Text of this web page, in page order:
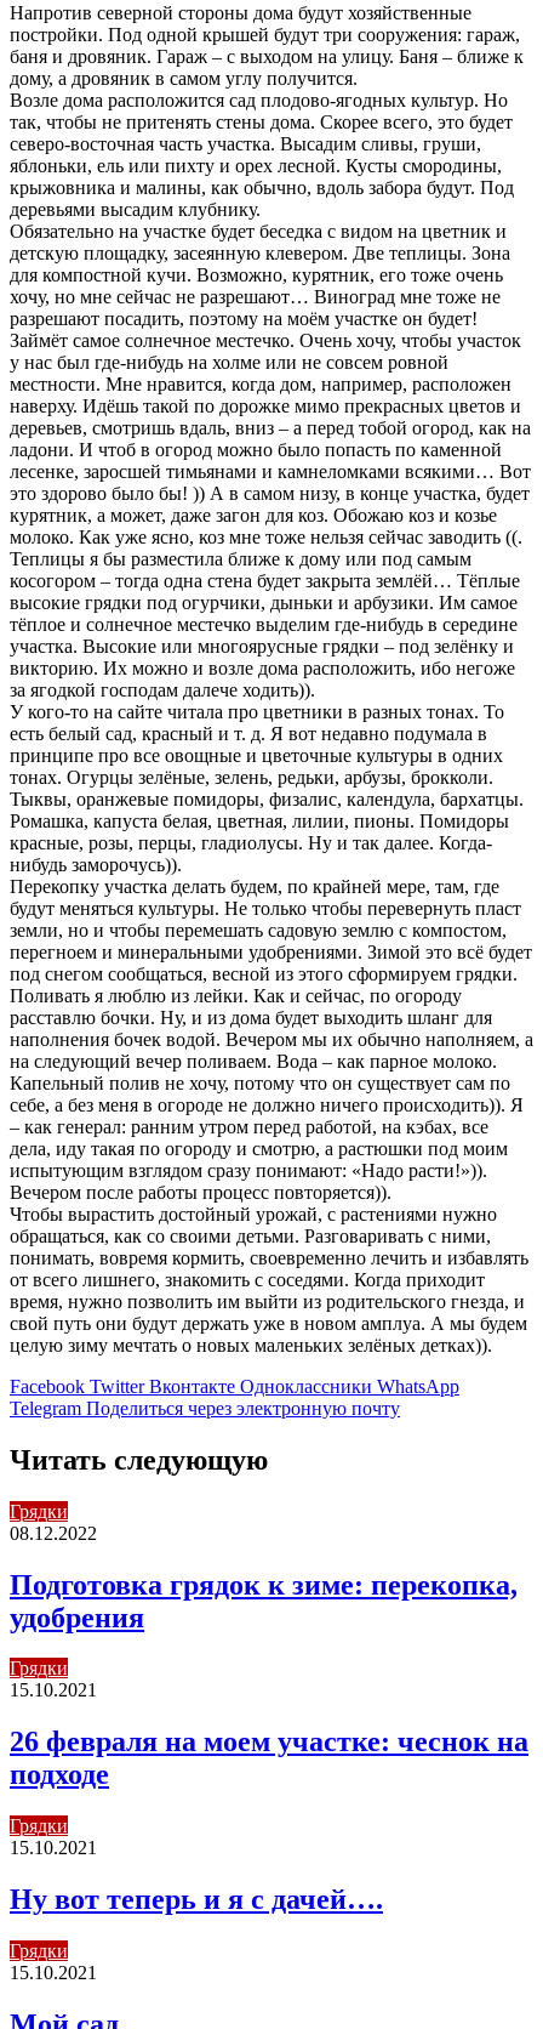
Напротив северной стороны дома будут хозяйственные
постройки. Под одной крышей будут три сооружения: гараж,
баня и дровяник. Гараж – с выходом на улицу. Баня – ближе к
дому, а дровяник в самом углу получится.
Возле дома расположится сад плодово-ягодных культур. Но
так, чтобы не притенять стены дома. Скорее всего, это будет
северо-восточная часть участка. Высадим сливы, груши,
яблоньки, ель или пихту и орех лесной. Кусты смородины,
крыжовника и малины, как обычно, вдоль забора будут. Под
деревьями высадим клубнику.
Обязательно на участке будет беседка с видом на цветник и
детскую площадку, засеянную клевером. Две теплицы. Зона
для компостной кучи. Возможно, курятник, его тоже очень
хочу, но мне сейчас не разрешают… Виноград мне тоже не
разрешают посадить, поэтому на моём участке он будет!
Займёт самое солнечное местечко. Очень хочу, чтобы участок
у нас был где-нибудь на холме или не совсем ровной
местности. Мне нравится, когда дом, например, расположен
наверху. Идёшь такой по дорожке мимо прекрасных цветов и
деревьев, смотришь вдаль, вниз – а перед тобой огород, как на
ладони. И чтоб в огород можно было попасть по каменной
лесенке, заросшей тимьянами и камнеломками всякими… Вот
это здорово было бы! )) А в самом низу, в конце участка, будет
курятник, а может, даже загон для коз. Обожаю коз и козье
молоко. Как уже ясно, коз мне тоже нельзя сейчас заводить ((.
Теплицы я бы разместила ближе к дому или под самым
косогором – тогда одна стена будет закрыта землёй… Тёплые
высокие грядки под огурчики, дыньки и арбузики. Им самое
тёплое и солнечное местечко выделим где-нибудь в середине
участка. Высокие или многоярусные грядки – под зелёнку и
викторию. Их можно и возле дома расположить, ибо негоже
за ягодкой господам далече ходить)).
У кого-то на сайте читала про цветники в разных тонах. То
есть белый сад, красный и т. д. Я вот недавно подумала в
принципе про все овощные и цветочные культуры в одних
тонах. Огурцы зелёные, зелень, редьки, арбузы, брокколи.
Тыквы, оранжевые помидоры, физалис, календула, бархатцы.
Ромашка, капуста белая, цветная, лилии, пионы. Помидоры
красные, розы, перцы, гладиолусы. Ну и так далее. Когда-
нибудь заморочусь)).
Перекопку участка делать будем, по крайней мере, там, где
будут меняться культуры. Не только чтобы перевернуть пласт
земли, но и чтобы перемешать садовую землю с компостом,
перегноем и минеральными удобрениями. Зимой это всё будет
под снегом сообщаться, весной из этого сформируем грядки.
Поливать я люблю из лейки. Как и сейчас, по огороду
расставлю бочки. Ну, и из дома будет выходить шланг для
наполнения бочек водой. Вечером мы их обычно наполняем, а
на следующий вечер поливаем. Вода – как парное молоко.
Капельный полив не хочу, потому что он существует сам по
себе, а без меня в огороде не должно ничего происходить)). Я
– как генерал: ранним утром перед работой, на кэбах, все
дела, иду такая по огороду и смотрю, а растюшки под моим
испытующим взглядом сразу понимают: «Надо расти!»)).
Вечером после работы процесс повторяется)).
Чтобы вырастить достойный урожай, с растениями нужно
обращаться, как со своими детьми. Разговаривать с ними,
понимать, вовремя кормить, своевременно лечить и избавлять
от всего лишнего, знакомить с соседями. Когда приходит
время, нужно позволить им выйти из родительского гнезда, и
свой путь они будут держать уже в новом амплуа. А мы будем
целую зиму мечтать о новых маленьких зелёных детках)).
Facebook Twitter Вконтакте Одноклассники WhatsApp
Telegram Поделиться через электронную почту
Читать следующую
Грядки
08.12.2022
Подготовка грядок к зиме: перекопка,
удобрения
Грядки
15.10.2021
26 февраля на моем участке: чеснок на
подходе
Грядки
15.10.2021
Ну вот теперь и я с дачей….
Грядки
15.10.2021